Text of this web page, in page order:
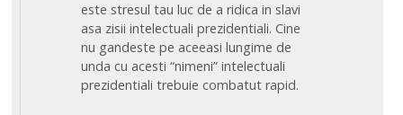
este stresul tau luc de a ridica in slavi
asa zisii intelectuali prezidentiali. Cine
nu gandeste pe aceeasi lungime de
unda cu acesti “nimeni” intelectuali
prezidentiali trebuie combatut rapid.